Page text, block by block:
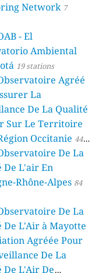
Network 7
- El
Ambiental
19 stations
Agréé
La
De La Qualité
Sur Le Territoire
Occitanie 44
De La
De L'air En
Rhône-Alpes 84
De La
De L'Air à Mayotte
Agréée Pour
De La
De L'Air De